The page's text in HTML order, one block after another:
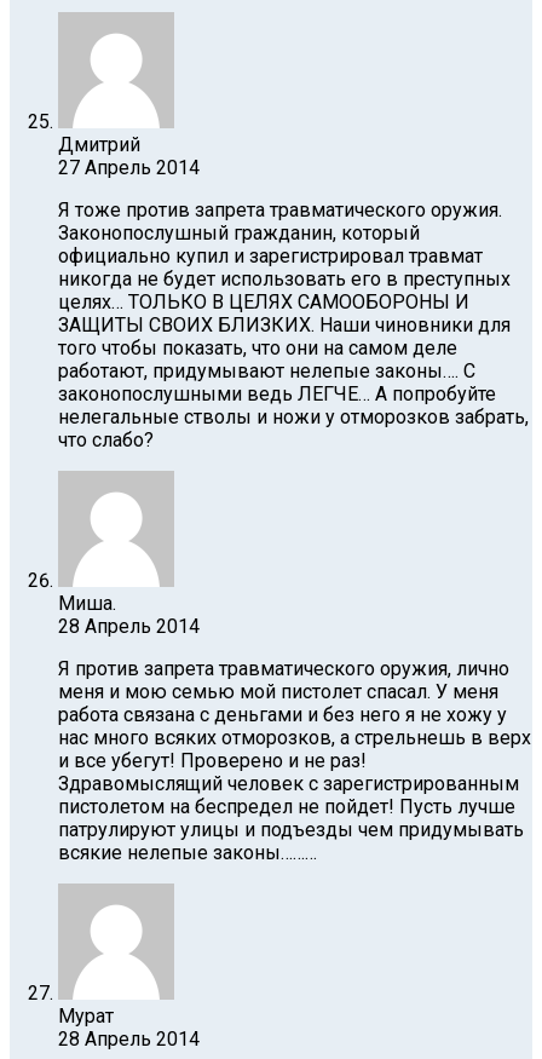
Дмитрий
27 Апрель 2014
Я тоже против запрета травматического оружия.
Законопослушный гражданин, который
официально купил и зарегистрировал травмат
никогда не будет использовать его в преступных
целях… ТОЛЬКО В ЦЕЛЯХ САМООБОРОНЫ И
ЗАЩИТЫ СВОИХ БЛИЗКИХ. Наши чиновники для
того чтобы показать, что они на самом деле
работают, придумывают нелепые законы…. С
законопослушными ведь ЛЕГЧЕ… А попробуйте
нелегальные стволы и ножи у отморозков забрать,
что слабо?
Миша.
28 Апрель 2014
Я против запрета травматического оружия, лично
меня и мою семью мой пистолет спасал. У меня
работа связана с деньгами и без него я не хожу у
нас много всяких отморозков, а стрельнешь в верх
и все убегут! Проверено и не раз!
Здравомыслящий человек с зарегистрированным
пистолетом на беспредел не пойдет! Пусть лучше
патрулируют улицы и подъезды чем придумывать
всякие нелепые законы………
Мурат
28 Апрель 2014